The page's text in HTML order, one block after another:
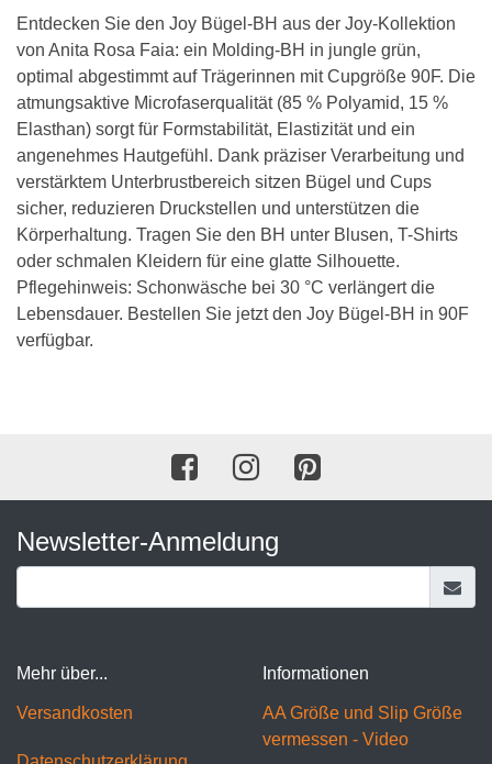
Entdecken Sie den Joy Bügel-BH aus der Joy-Kollektion
von Anita Rosa Faia: ein Molding-BH in jungle grün,
optimal abgestimmt auf Trägerinnen mit Cupgröße 90F. Die
atmungsaktive Microfaserqualität (85 % Polyamid, 15 %
Elasthan) sorgt für Formstabilität, Elastizität und ein
angenehmes Hautgefühl. Dank präziser Verarbeitung und
verstärktem Unterbrustbereich sitzen Bügel und Cups
sicher, reduzieren Druckstellen und unterstützen die
Körperhaltung. Tragen Sie den BH unter Blusen, T-Shirts
oder schmalen Kleidern für eine glatte Silhouette.
Pflegehinweis: Schonwäsche bei 30 °C verlängert die
Lebensdauer. Bestellen Sie jetzt den Joy Bügel-BH in 90F
verfügbar.
Newsletter-Anmeldung
Mehr über...
Versandkosten
Informationen
AA Größe und Slip Größe
vermessen - Video